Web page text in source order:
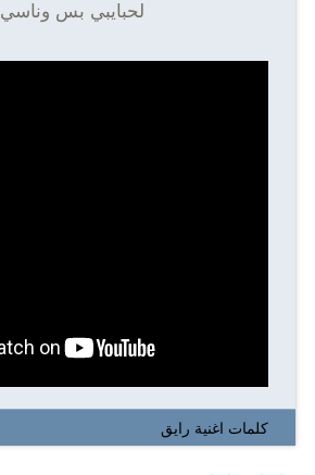
لحبايبي بس وناسي
كلمات اغنية رايق